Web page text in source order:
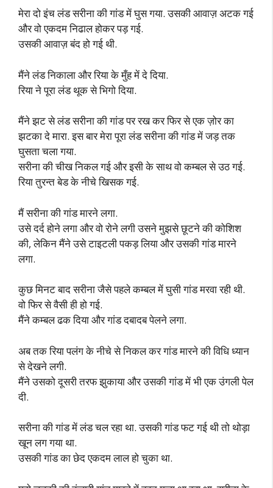
मेरा दो इंच लंड सरीना की गांड में घुस गया. उसकी आवाज़ अटक गई
और वो एकदम निढाल होकर पड़ गई.
उसकी आवाज़ बंद हो गई थी.
मैंने लंड निकाला और रिया के मुँह में दे दिया.
रिया ने पूरा लंड थूक से भिगो दिया.
मैंने झट से लंड सरीना की गांड पर रख कर फिर से एक ज़ोर का
झटका दे मारा. इस बार मेरा पूरा लंड सरीना की गांड में जड़ तक
घुसता चला गया.
सरीना की चीख निकल गई और इसी के साथ वो कम्बल से उठ गई.
रिया तुरन्त बेड के नीचे खिसक गई.
मैं सरीना की गांड मारने लगा.
उसे दर्द होने लगा और वो रोने लगी उसने मुझसे छूटने की कोशिश
की, लेकिन मैंने उसे टाइटली पकड़ लिया और उसकी गांड मारने
लगा.
कुछ मिनट बाद सरीना जैसे पहले कम्बल में घुसी गांड मरवा रही थी.
वो फिर से वैसी ही हो गई.
मैंने कम्बल ढक दिया और गांड दबादब पेलने लगा.
अब तक रिया पलंग के नीचे से निकल कर गांड मारने की विधि ध्यान
से देखने लगी.
मैंने उसको दूसरी तरफ झुकाया और उसकी गांड में भी एक उंगली पेल
दी.
सरीना की गांड में लंड चल रहा था. उसकी गांड फट गई थी तो थोड़ा
खून लग गया था.
उसकी गांड का छेद एकदम लाल हो चुका था.